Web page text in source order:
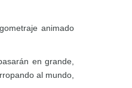
animado
en grande,
al mundo,